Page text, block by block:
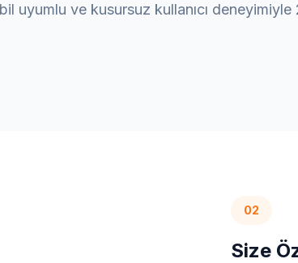
uyumlu ve kusursuz kullanıcı
02
Size